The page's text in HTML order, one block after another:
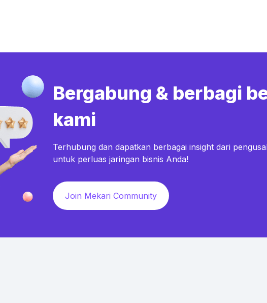
Bergabung & berbagi
kami
Terhubung dan dapatkan berbagai insight dari
untuk perluas jaringan bisnis Anda!
Join Mekari Community